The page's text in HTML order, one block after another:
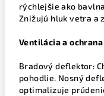
rýchlejšie ako
Znižujú hluk vetra a
Ventilácia a ochrana
Bradový deflektor:
pohodlie. Nosný
optimalizuje